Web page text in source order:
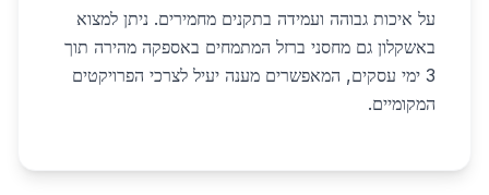
על איכות גבוהה ועמידה בתקנים מחמירים. ניתן למצוא
באשקלון גם מחסני ברזל המתמחים באספקה מהירה תוך
3 ימי עסקים, המאפשרים מענה יעיל לצרכי הפרויקטים
המקומיים.